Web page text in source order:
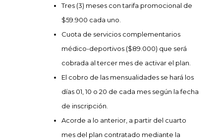
Tres (3) meses con tarifa promocional de
$59.900 cada uno.
Cuota de servicios complementarios
médico-deportivos ($89.000) que será
cobrada al tercer mes de activar el plan.
El cobro de las mensualidades se hará los
días 01, 10 o 20 de cada mes según la fecha
de inscripción.
Acorde a lo anterior, a partir del cuarto
mes del plan contratado mediante la